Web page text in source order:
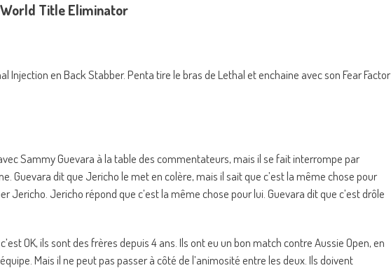
Title Eliminator
Injection en Back Stabber. Penta tire le bras de Lethal et enchaine avec son Fear Factor
Sammy Guevara à la table des commentateurs, mais il se fait interrompe par
Guevara dit que Jericho le met en colère, mais il sait que c’est la même chose pour
Jericho. Jericho répond que c’est la même chose pour lui. Guevara dit que c’est drôle
OK, ils sont des frères depuis 4 ans. Ils ont eu un bon match contre Aussie Open, en
Mais il ne peut pas passer à côté de l’animosité entre les deux. Ils doivent